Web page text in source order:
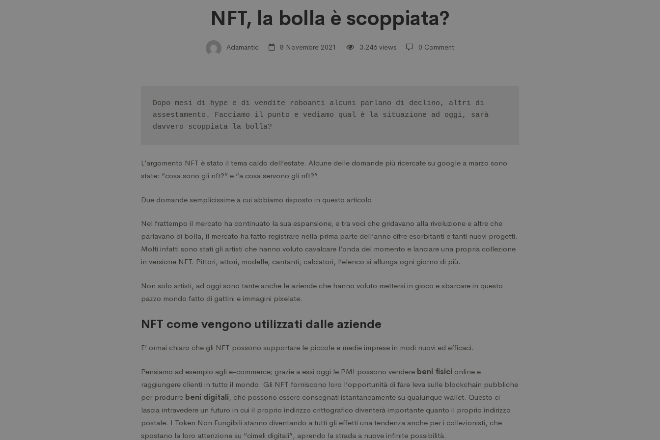
è
scoppiata?
NFT, la bolla è scoppiata?
Adamantic 8 Novembre 2021 3.246 views 0 Comment
Dopo mesi di hype e di vendite roboanti alcuni parlano di declino, altri di
assestamento. Facciamo il punto e vediamo qual è la situazione ad oggi, sarà
davvero scoppiata la bolla?
L’argomento NFT è stato il tema caldo dell’estate. Alcune delle domande più ricercate su google a marzo sono
state: ”cosa sono gli nft?” e “a cosa servono gli nft?”.
Due domande semplicissime a cui abbiamo risposto in questo articolo.
Nel frattempo il mercato ha continuato la sua espansione, e tra voci che gridavano alla rivoluzione e altre che
parlavano di bolla, il mercato ha fatto registrare nella prima parte dell’anno cifre esorbitanti e tanti nuovi progetti.
Molti infatti sono stati gli artisti che hanno voluto cavalcare l’onda del momento e lanciare una propria collezione
in versione NFT. Pittori, attori, modelle, cantanti, calciatori, l’elenco si allunga ogni giorno di più.
Non solo artisti, ad oggi sono tante anche le aziende che hanno voluto mettersi in gioco e sbarcare in questo
pazzo mondo fatto di gattini e immagini pixelate.
NFT come vengono utilizzati dalle aziende
E’ ormai chiaro che gli NFT possono supportare le piccole e medie imprese in modi nuovi ed efficaci.
Pensiamo ad esempio agli e-commerce; grazie a essi oggi le PMI possono vendere beni fisici online e
raggiungere clienti in tutto il mondo. Gli NFT forniscono loro l’opportunità di fare leva sulle blockchain pubbliche
per produrre beni digitali, che possono essere consegnati istantaneamente su qualunque wallet. Questo ci
lascia intravedere un futuro in cui il proprio indirizzo crittografico diventerà importante quanto il proprio indirizzo
postale. I Token Non Fungibili stanno diventando a tutti gli effetti una tendenza anche per i collezionisti, che
spostano la loro attenzione su “cimeli digitali”, aprendo la strada a nuove infinite possibilità.